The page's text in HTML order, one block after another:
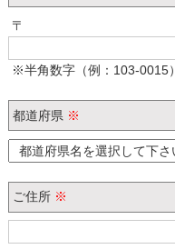
〒
※半角数字（例：103-0015）
都道府県 ※
ご住所 ※